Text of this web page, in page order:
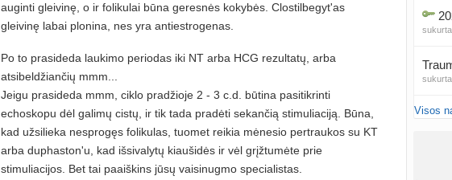
auginti gleivinę, o ir folikulai būna geresnės kokybės. Clostilbegyt'as
gleivinę labai plonina, nes yra antiestrogenas.
Po to prasideda laukimo periodas iki NT arba HCG rezultatų, arba
atsibeldžiančių mmm...
Jeigu prasideda mmm, ciklo pradžioje 2 - 3 c.d. būtina pasitikrinti
echoskopu dėl galimų cistų, ir tik tada pradėti sekančią stimuliaciją. Būna,
kad užsilieka nesprogęs folikulas, tuomet reikia mėnesio pertraukos su KT
arba duphaston'u, kad išsivalytų kiaušidės ir vėl grįžtumėte prie
stimuliacijos. Bet tai paaiškins jūsų vaisinugmo specialistas.
sukurta
sukurta
Visos